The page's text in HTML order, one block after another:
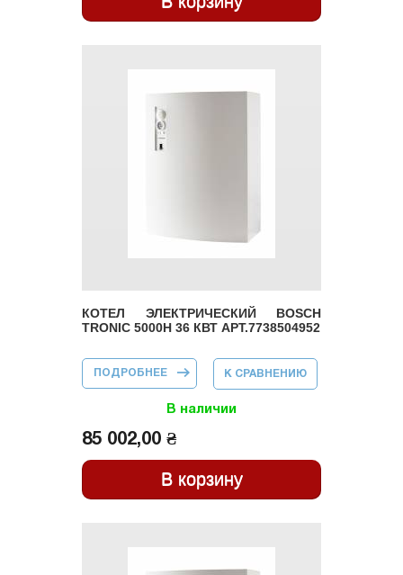
КОТЕЛ ЭЛЕКТРИЧЕСКИЙ BOSCH
TRONIC 5000H 36 КВТ АРТ.7738504952
85 002,00 ₴
К СРАВНЕНИЮ
В наличии
ПОДРОБНЕЕ О КОТЕЛ
ЭЛЕКТРИЧЕСКИЙ
5000H 36 КВТ
АРТ.7738504952